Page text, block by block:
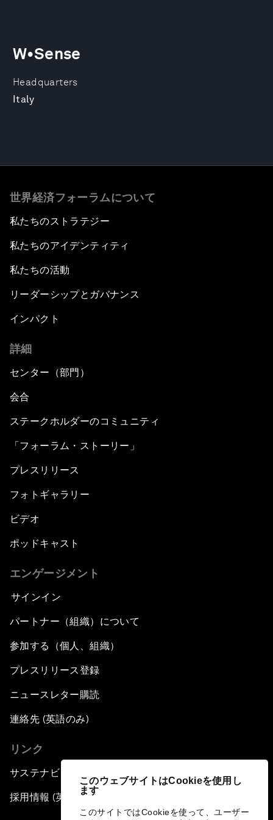
このウェブサイトはCookieを使用し
ます
このサイトではCookieを使って、ユーザー
Headquarters
Italy
W•Sense
世界経済フォーラムについて
私たちのストラテジー
私たちのアイデンティティ
私たちの活動
リーダーシップとガバナンス
インパクト
詳細
センター（部門）
会合
ステークホルダーのコミュニティ
「フォーラム・ストーリー」
プレスリリース
フォトギャラリー
ビデオ
ポッドキャスト
エンゲージメント
サインイン
パートナー（組織）について
参加する（個人、組織）
プレスリリース登録
ニュースレター購読
連絡先 (英語のみ)
リンク
サステナビリティへの取り組み
採用情報 (英語のみ)